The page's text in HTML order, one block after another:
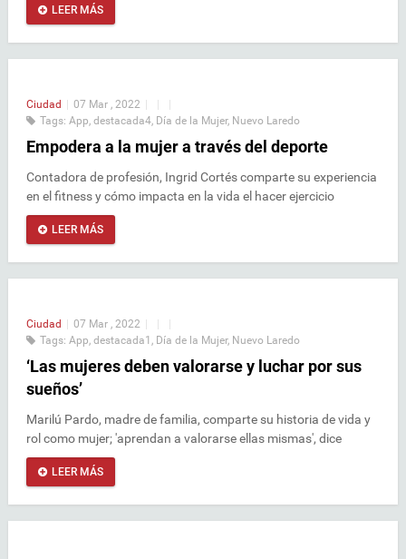
LEER MÁS
Ciudad 07 Mar , 2022
Tags: App, destacada4, Día de la Mujer, Nuevo Laredo
Empodera a la mujer a través del deporte
Contadora de profesión, Ingrid Cortés comparte su experiencia
en el fitness y cómo impacta en la vida el hacer ejercicio
LEER MÁS
Ciudad 07 Mar , 2022
Tags: App, destacada1 , Día de la Mujer, Nuevo Laredo
‘Las mujeres deben valorarse y luchar por sus
sueños’
Marilú Pardo, madre de familia, comparte su historia de vida y
rol como mujer; 'aprendan a valorarse ellas mismas', dice
LEER MÁS